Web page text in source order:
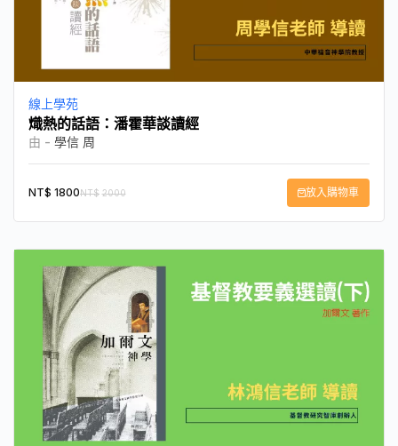
線上學苑
熾熱的話語：潘霍華談讀經
由 - 學信 周
NT$ 2000
NT$ 1800 放入購物車